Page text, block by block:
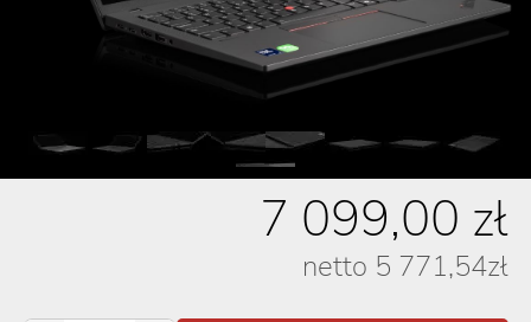
7 099,00 zł
netto 5 771,54zł